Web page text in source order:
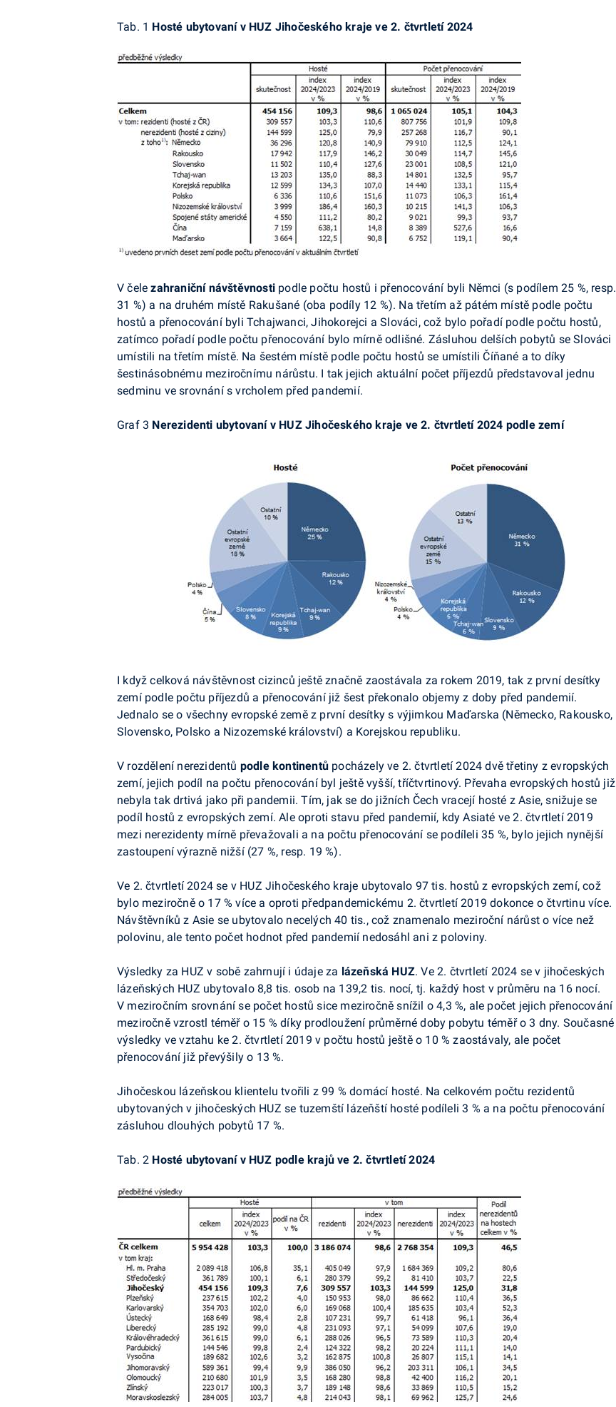
Tab. 1 Hosté ubytovaní v HUZ Jihočeského kraje ve 2. čtvrtletí 2024
V čelezahraniční návštěvnosti podle počtu hostů i přenocování byli Němci (s podílem 25 %, resp.
31 %) a na druhém místě Rakušané (oba podíly 12 %). Na třetím až pátém místě podle počtu
hostů a přenocování byli Tchajwanci, Jihokorejci a Slováci, což bylo pořadí podle počtu hostů,
zatímco pořadí podle počtu přenocování bylo mírně odlišné. Zásluhou delších pobytů se Slováci
umístili na třetím místě. Na šestém místě podle počtu hostů se umístili Číňané a to díky
šestinásobnému meziročnímu nárůstu. I tak jejich aktuální počet příjezdů představoval jednu
sedminu ve srovnání s vrcholem před pandemií.
Graf 3 Nerezidenti ubytovaní v HUZ Jihočeského kraje ve 2. čtvrtletí 2024 podle zemí
I když celková návštěvnost cizinců ještě značně zaostávala za rokem 2019, tak z první desítky
zemí podle počtu příjezdů a přenocování již šest překonalo objemy z doby před pandemií.
Jednalo se o všechny evropské země z první desítky s výjimkou Maďarska (Německo, Rakousko,
Slovensko, Polsko a Nizozemské království) a Korejskou republiku.
V rozdělení nerezidentů podle kontinentů pocházely ve 2. čtvrtletí 2024 dvě třetiny z evropských
zemí, jejich podíl na počtu přenocování byl ještě vyšší, tříčtvrtinový. Převaha evropských hostů již
nebyla tak drtivá jako při pandemii. Tím, jak se do jižních Čech vracejí hosté z Asie, snižuje se
podíl hostů z evropských zemí. Ale oproti stavu před pandemií, kdy Asiaté ve 2. čtvrtletí 2019
mezi nerezidenty mírně převažovali a na počtu přenocování se podíleli 35 %, bylo jejich nynější
zastoupení výrazně nižší (27 %, resp. 19 %).
Ve 2. čtvrtletí 2024 se v HUZ Jihočeského kraje ubytovalo 97 tis. hostů z evropských zemí, což
bylo meziročně o 17 % více a oproti předpandemickému 2. čtvrtletí 2019 dokonce o čtvrtinu více.
Návštěvníků z Asie se ubytovalo necelých 40 tis., což znamenalo meziroční nárůst o více než
polovinu, ale tento počet hodnot před pandemií nedosáhl ani z poloviny.
Výsledky za HUZ v sobě zahrnují i údaje za lázeňská HUZ. Ve 2. čtvrtletí 2024 se v jihočeských
lázeňských HUZ ubytovalo 8,8 tis. osob na 139,2 tis. nocí, tj. každý host v průměru na 16 nocí.
V meziročním srovnání se počet hostů sice meziročně snížil o 4,3 %, ale počet jejich přenocování
meziročně vzrostl téměř o 15 % díky prodloužení průměrné doby pobytu téměř o 3 dny. Současné
výsledky ve vztahu ke 2. čtvrtletí 2019 v počtu hostů ještě o 10 % zaostávaly, ale počet
přenocování již převýšily o 13 %.
Jihočeskou lázeňskou klientelu tvořili z 99 % domácí hosté. Na celkovém počtu rezidentů
ubytovaných v jihočeských HUZ se tuzemští lázeňští hosté podíleli 3 % a na počtu přenocování
zásluhou dlouhých pobytů 17 %.
Tab. 2 Hosté ubytovaní v HUZ podle krajů ve 2. čtvrtletí 2024